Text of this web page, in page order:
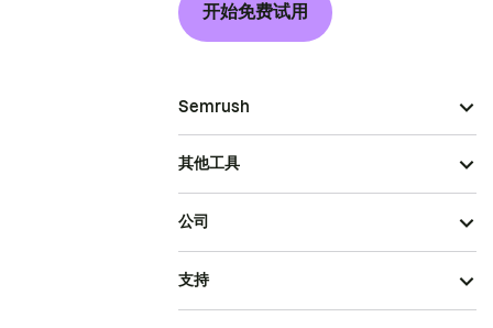
开始免费试用
Semrush
其他工具
公司
支持